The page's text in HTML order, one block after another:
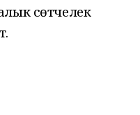
сөтчелек